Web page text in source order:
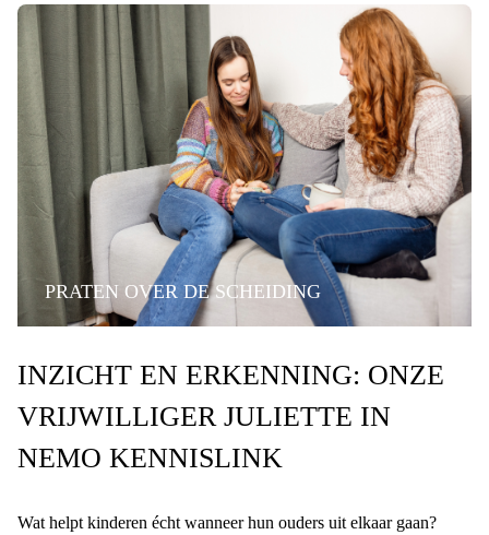
PRATEN OVER DE SCHEIDING
INZICHT EN ERKENNING: ONZE
VRIJWILLIGER JULIETTE IN
NEMO KENNISLINK
Wat helpt kinderen écht wanneer hun ouders uit elkaar gaan?